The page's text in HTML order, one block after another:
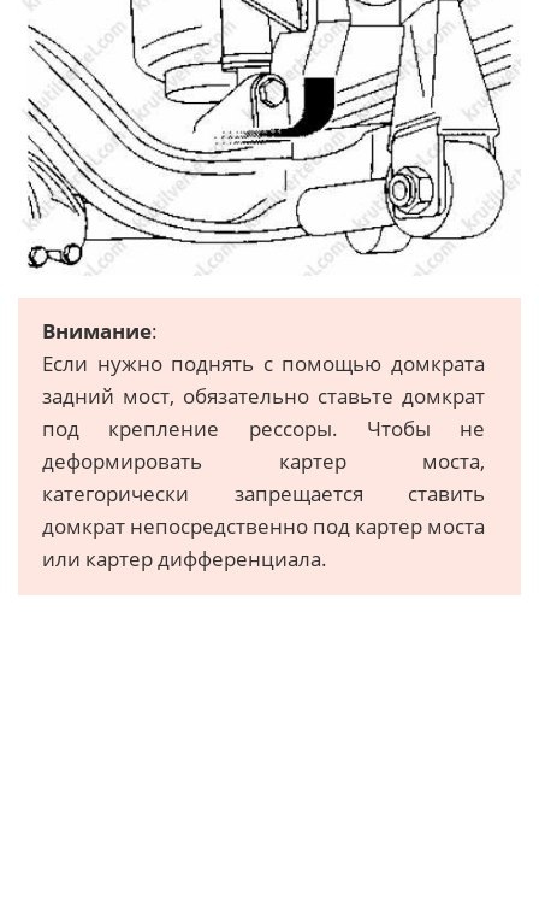
Внимание:
Если нужно поднять с помощью домкрата
задний мост, обязательно ставьте домкрат
под крепление рессоры. Чтобы не
деформировать картер моста,
категорически запрещается ставить
домкрат непосредственно под картер моста
или картер дифференциала.